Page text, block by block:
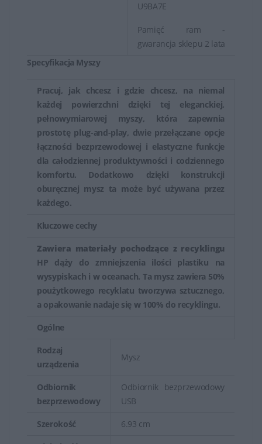
U9BA7E
Pamięć ram -
gwarancja sklepu 2 lata
Specyfikacja Myszy
Pracuj, jak chcesz i gdzie chcesz, na niemal
każdej powierzchni dzięki tej eleganckiej,
pełnowymiarowej myszy, która zapewnia
prostotę plug-and-play, dwie przełączane opcje
łączności bezprzewodowej i elastyczne funkcje
dla całodziennej produktywności i codziennego
komfortu. Dodatkowo dzięki konstrukcji
oburęcznej mysz ta może być używana przez
każdego.
Kluczowe cechy
Zawiera materiały pochodzące z recyklingu
HP dąży do zmniejszenia ilości plastiku na
wysypiskach i w oceanach. Ta mysz zawiera 50%
poużytkowego recyklatu tworzywa sztucznego,
a opakowanie nadaje się w 100% do recyklingu.
Ogólne
Rodzaj
urządzenia
Mysz
Odbiornik
bezprzewodowy
Odbiornik bezprzewodowy
USB
Szerokość 6.93 cm